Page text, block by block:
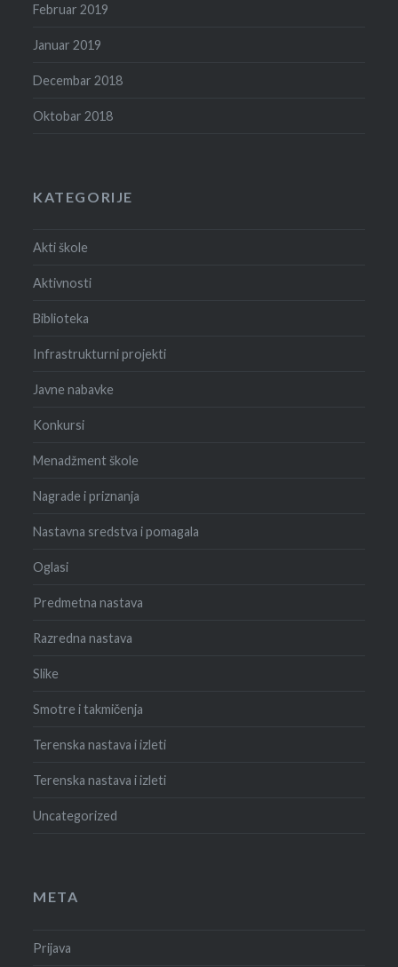
Februar 2019
Januar 2019
Decembar 2018
Oktobar 2018
KATEGORIJE
Akti škole
Aktivnosti
Biblioteka
Infrastrukturni projekti
Javne nabavke
Konkursi
Menadžment škole
Nagrade i priznanja
Nastavna sredstva i pomagala
Oglasi
Predmetna nastava
Razredna nastava
Slike
Smotre i takmičenja
Terenska nastava i izleti
Terenska nastava i izleti
Uncategorized
META
Prijava